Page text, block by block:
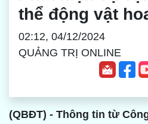
thể động vật
02:12, 04/12/2024
QUẢNG TRỊ ONLINE
(QBĐT) - Thông tin từ